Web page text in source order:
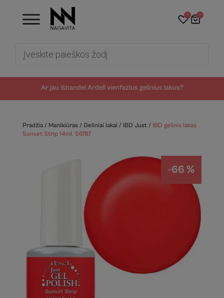
Ar jau išbandei Ardell vienfazius gelinius lakus?
0 0
Pradžia/ Manikiūras/ Geliniai lakai / IBD Just/ IBD gelinis lakas
Sunset Strip 14ml. 56787
-66 %